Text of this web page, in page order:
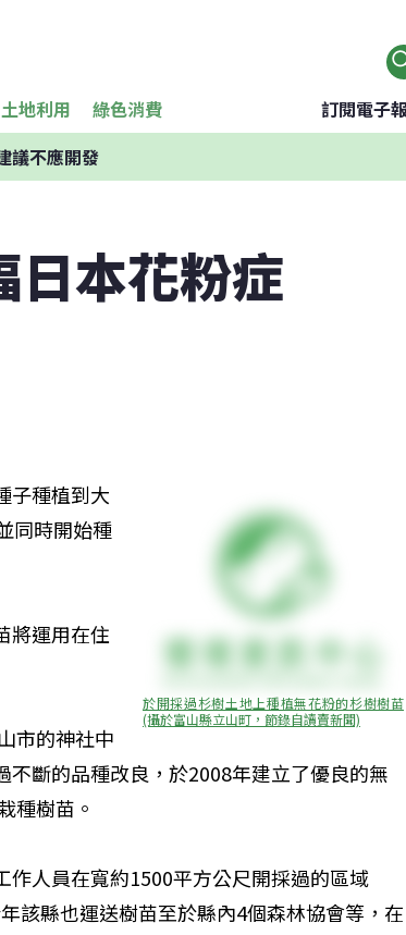
土地利用 綠色消費 訂閱電子
議不應開發
日本花粉症
於開採過杉樹土地上種植無花粉的杉樹樹苗
(攝於富山縣立山町，節錄自讀賣新聞)
子種植到大
同時開始種
將運用在住
市的神社中
斷的品種改良，於2008年建立了優良的無
種樹苗。
人員在寬約1500平方公尺開採過的區域
該縣也運送樹苗至於縣內4個森林協會等，在